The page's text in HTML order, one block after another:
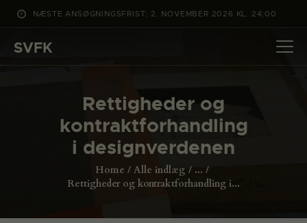
NÆSTE ANSØGNINGSFRIST: 2. NOVEMBER 2026 KL. 24:00
SVFK
Rettigheder og
kontraktforhandling
i designverdenen
Home Alle indlæg
...
Rettigheder og kontraktforhandling i...
DET SKER
PROJEKTER
CHANNEL
OM SVFK